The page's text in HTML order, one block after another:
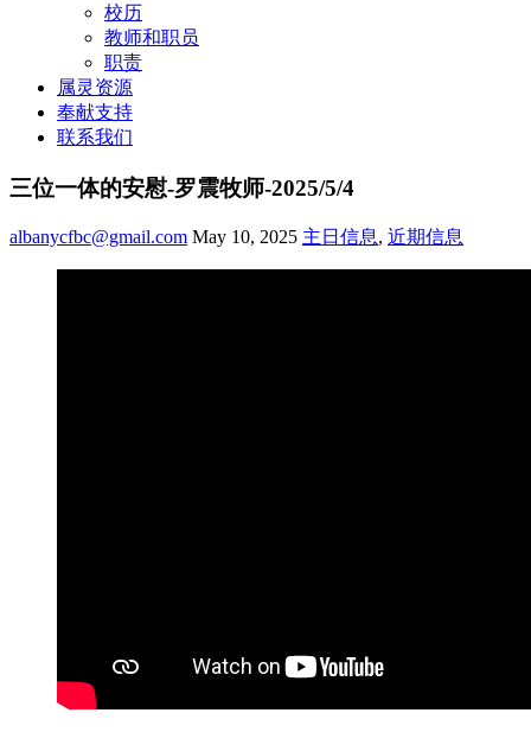
校历
教师和职员
职责
属灵资源
奉献支持
联系我们
三位一体的安慰-罗震牧师-2025/5/4
albanycfbc@gmail.com May 10, 2025 主日信息, 近期信息